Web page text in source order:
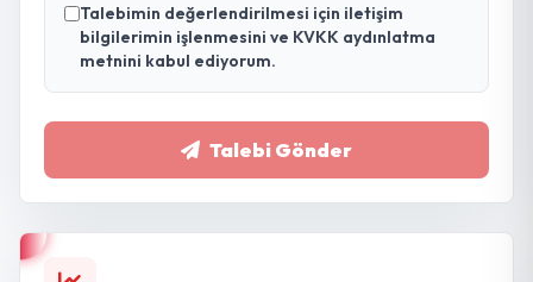
Talebimin değerlendirilmesi için iletişim
bilgilerimin işlenmesini ve KVKK aydınlatma
metnini kabul ediyorum.
Talebi Gönder